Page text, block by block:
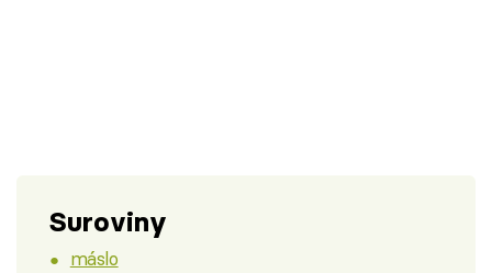
Suroviny
máslo